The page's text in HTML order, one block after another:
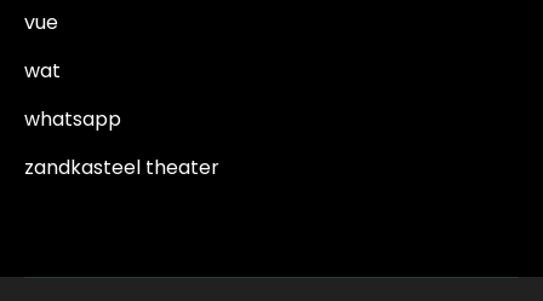
vue
wat
whatsapp
zandkasteel theater